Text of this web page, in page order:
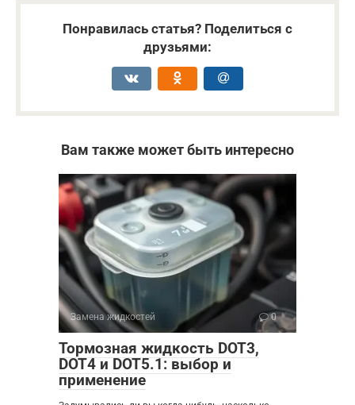
Понравилась статья? Поделиться с
друзьями:
Вам также может быть интересно
Замена жидкостей 0
Тормозная жидкость DOT3,
DOT4 и DOT5.1: выбор и
применение